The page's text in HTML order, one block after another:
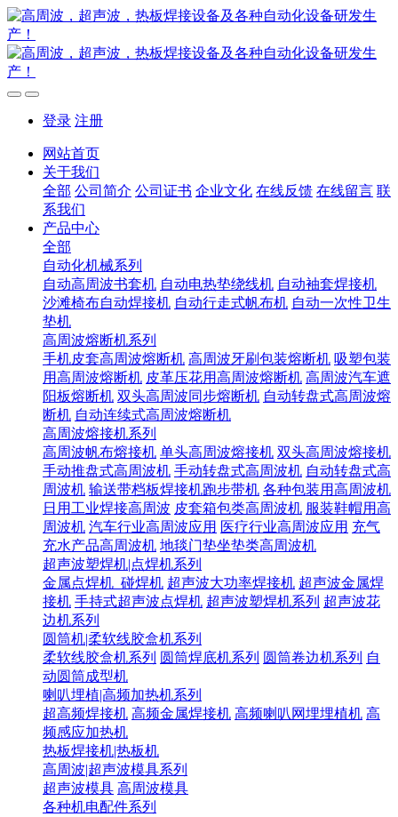
登录 注册
网站首页
关于我们
全部 公司简介 公司证书 企业文化 在线反馈 在线留言 联
系我们
产品中心
全部
自动化机械系列
自动高周波书套机 自动电热垫绕线机 自动袖套焊接机
沙滩椅布自动焊接机 自动行走式帆布机 自动一次性卫生
垫机
高周波熔断机系列
手机皮套高周波熔断机 高周波牙刷包装熔断机 吸塑包装
用高周波熔断机 皮革压花用高周波熔断机 高周波汽车遮
阳板熔断机 双头高周波同步熔断机 自动转盘式高周波熔
断机 自动连续式高周波熔断机
高周波熔接机系列
高周波帆布熔接机 单头高周波熔接机 双头高周波熔接机
手动推盘式高周波机 手动转盘式高周波机 自动转盘式高
周波机 输送带档板焊接机跑步带机 各种包装用高周波机
日用工业焊接高周波 皮套箱包类高周波机 服装鞋帽用高
周波机 汽车行业高周波应用 医疗行业高周波应用 充气
充水产品高周波机 地毯门垫坐垫类高周波机
超声波塑焊机|点焊机系列
金属点焊机_碰焊机 超声波大功率焊接机 超声波金属焊
接机 手持式超声波点焊机 超声波塑焊机系列 超声波花
边机系列
圆筒机|柔软线胶盒机系列
柔软线胶盒机系列 圆筒焊底机系列 圆筒卷边机系列 自
动圆筒成型机
喇叭埋植|高频加热机系列
超高频焊接机 高频金属焊接机 高频喇叭网埋埋植机 高
频感应加热机
热板焊接机|热板机
高周波|超声波模具系列
超声波模具 高周波模具
各种机电配件系列